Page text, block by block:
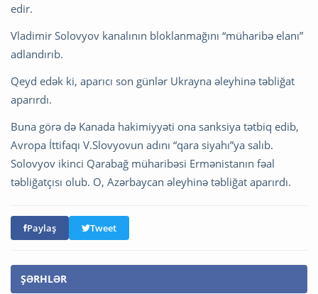
edir.
Vladimir Solovyov kanalının bloklanmağını “müharibə elanı”
adlandırıb.
Qeyd edək ki, aparıcı son günlər Ukrayna əleyhinə təbliğat
aparırdı.
Buna görə də Kanada hakimiyyəti ona sanksiya tətbiq edib,
Avropa İttifaqı V.Slovyovun adını “qara siyahı”ya salıb.
Solovyov ikinci Qarabağ müharibəsi Ermənistanın fəal
təbliğatçısı olub. O, Azərbaycan əleyhinə təbliğat aparırdı.
Paylaş Tweet
ŞƏRHLƏR